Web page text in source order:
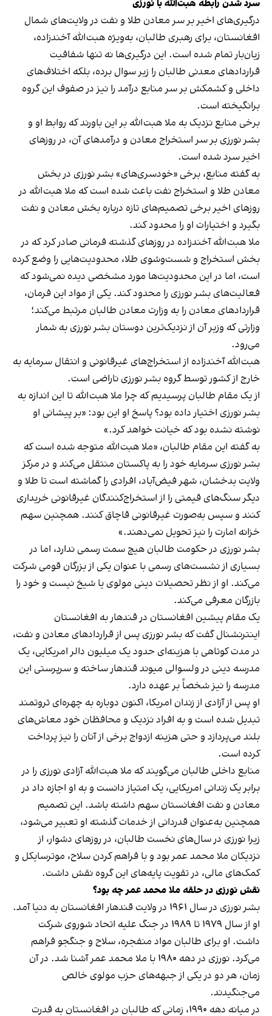
سرد شدن رابطه هبت‌الله با نورزی
درگیری‌های اخیر بر سر معادن طلا و نفت در ولایت‌های شمال
افغانستان، برای رهبری طالبان، به‌ویژه هبت‌الله آخندزاده،
زیان‌بار تمام شده است. این درگیری‌ها نه تنها شفافیت
قراردادهای معدنی طالبان را زیر سوال برده، بلکه اختلاف‌های
داخلی و کشمکش بر سر منابع درآمد را نیز در صفوف این گروه
برانگیخته است.
برخی منابع نزدیک به ملا هبت‌الله بر این باورند که روابط او و
بشر نورزی بر سر استخراج معادن و درآمدهای آن، در روزهای
اخیر سرد شده است.
به گفته منابع، برخی «خودسری‌های» بشر نورزی در بخش
معادن طلا و استخراج نفت باعث شده است که ملا هبت‌الله در
روزهای اخیر برخی تصمیم‌های تازه درباره بخش معادن و نفت
بگیرد و اختیارات او را محدود کند.
ملا هبت‌الله آخندزاده در روزهای گذشته فرمانی صادر کرد که در
بخش استخراج و شست‌وشوی طلا، محدودیت‌هایی را وضع کرده
است، اما در این محدودیت‌ها مورد مشخصی دیده نمی‌شود که
فعالیت‌های بشر نورزی را محدود کند. یکی از مواد این فرمان،
قراردادهای معادن را به وزارت معادن طالبان مرتبط می‌کند؛
وزارتی که وزیر آن از نزدیک‌ترین دوستان بشر نورزی به شمار
می‌رود.
هبت‌الله آخندزاده از استخراج‌های غیرقانونی و انتقال سرمایه به
خارج از کشور توسط گروه بشر نورزی ناراضی است.
از یک مقام طالبان پرسیدیم که چرا ملا هبت‌الله تا این اندازه به
بشر نورزی اختیار داده بود؟ پاسخ او این بود: «بر پیشانی او
نوشته نشده بود که خیانت خواهد کرد.»
به گفته این مقام طالبان، «ملا هبت‌الله متوجه شده است که
بشر نورزی سرمایه خود را به پاکستان منتقل می‌کند و در مرکز
ولایت بدخشان، شهر فیض‌آباد، افرادی را گماشته است تا طلا و
دیگر سنگ‌های قیمتی را از استخراج‌کنندگان غیرقانونی خریداری
کنند و سپس به‌صورت غیرقانونی قاچاق کنند. همچنین سهم
خزانه امارت را نیز تحویل نمی‌دهند.»
بشر نورزی در حکومت طالبان هیچ سمت رسمی ندارد، اما در
بسیاری از نشست‌های رسمی با عنوان یکی از بزرگان قومی شرکت
می‌کند. او از نظر تحصیلات دینی مولوی یا شیخ نیست و خود را
بازرگان معرفی می‌کند.
یک مقام پیشین افغانستان در قندهار به افغانستان
اینترنشنال گفت که بشر نورزی پس از قراردادهای معادن و نفت،
در مدت کوتاهی با هزینه‌ای حدود یک میلیون دالر امریکایی، یک
مدرسه دینی در ولسوالی میوند قندهار ساخته و سرپرستی این
مدرسه را نیز شخصاً بر عهده دارد.
او پس از آزادی از زندان امریکا، اکنون دوباره به چهره‌ای ثروتمند
تبدیل شده است و به افراد نزدیک و محافظان خود معاش‌های
بلند می‌پردازد و حتی هزینه ازدواج برخی از آنان را نیز پرداخت
کرده است.
منابع داخلی طالبان می‌گویند که ملا هبت‌الله آزادی نورزی را در
برابر یک زندانی امریکایی، یک امتیاز دانست و به او اجازه داد در
معادن و نفت افغانستان سهم داشته باشد. این تصمیم
همچنین به‌عنوان قدردانی از خدمات گذشته او تعبیر می‌شود،
زیرا نورزی در سال‌های نخست طالبان، در روزهای دشوار، از
نزدیکان ملا محمد عمر بود و با فراهم کردن سلاح، موترسایکل و
کمک‌های مالی، در تقویت پایه‌های این گروه نقش داشت.
نقش نورزی در حلقه ملا محمد عمر چه بود؟
بشر نورزی در سال ۱۹۶۱ در ولایت قندهار افغانستان به دنیا آمد.
او از سال ۱۹۷۹ تا ۱۹۸۹ در جنگ علیه اتحاد شوروی شرکت
داشت. او برای طالبان مواد منفجره، سلاح و جنگجو فراهم
می‌کرد. نورزی در دهه ۱۹۸۰ با ملا محمد عمر آشنا شد. در آن
زمان، هر دو در یکی از جبهه‌های حزب مولوی خالص
می‌جنگیدند.
در میانه دهه ۱۹۹۰، زمانی که طالبان در افغانستان به قدرت